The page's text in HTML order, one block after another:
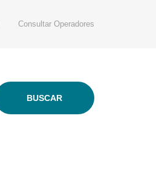
Consultar Operadores